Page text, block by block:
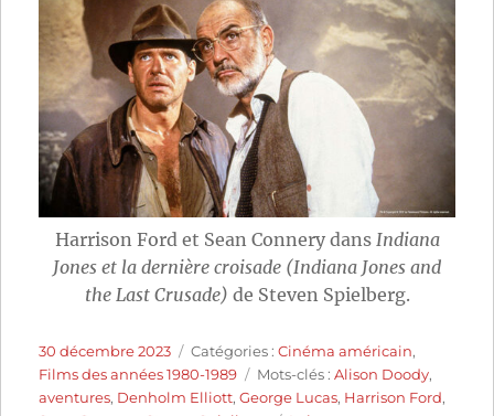
Harrison Ford et Sean Connery dans Indiana
Jones et la dernière croisade (Indiana Jones and
the Last Crusade) de Steven Spielberg.
Publié
le
30 décembre 2023 Catégories
Catégories :Cinéma américain,
Films des années 1980-1989
Étiquettes
Mots-clés :Alison Doody,
aventures, Denholm Elliott,George Lucas, Harrison Ford,